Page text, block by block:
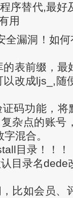
序替代,最好
用
全漏洞！如
表前缀，最
改成ljs_,随
码功能，将
杂点的账号
混合。
目录！！！
目录名dede
比如会员、